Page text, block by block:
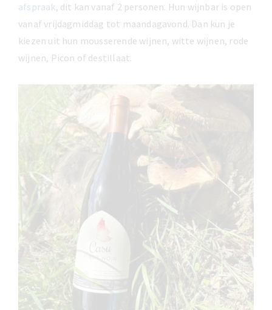
afspraak, dit kan vanaf 2 personen. Hun wijnbar is open
vanaf vrijdagmiddag tot maandagavond. Dan kun je
kiezen uit hun mousserende wijnen, witte wijnen, rode
wijnen, Picon of destillaat.